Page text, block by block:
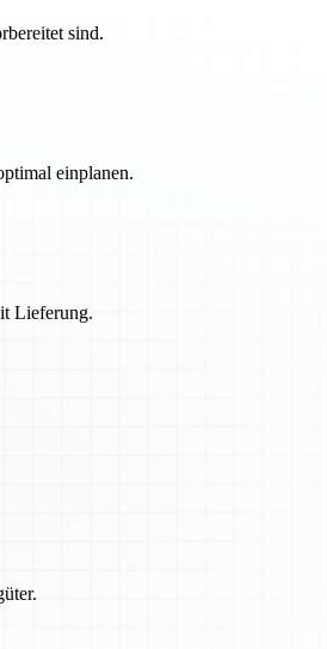
sind.
einplanen.
Lieferung.